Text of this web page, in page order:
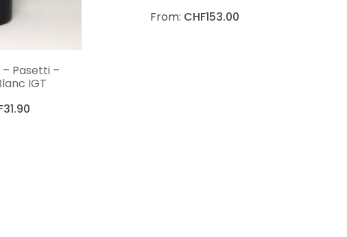
OPTIONS
Pasetti –
IGT
31.90
From: CHF153.00